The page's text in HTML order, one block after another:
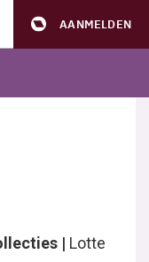
AANMELDEN
| Lotte